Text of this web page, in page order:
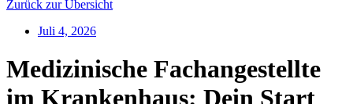
Zurück zur Übersicht
Juli 4, 2026
Medizinische Fachangestellte
im Krankenhaus: Dein Start